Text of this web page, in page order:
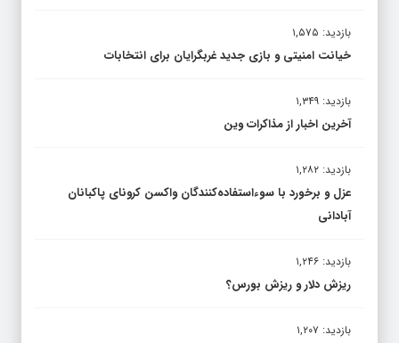
بازدید: ۱,۵۷۵
خیانت امنیتی و بازی جدید غربگرایان برای انتخابات
بازدید: ۱,۳۴۹
آخرین اخبار از مذاکرات وین
بازدید: ۱,۲۸۲
عزل و برخورد با سوءاستفاده‌کنندگان واکسن کرونای پاکبانان
آبادانی
بازدید: ۱,۲۴۶
ریزش دلار و ریزش بورس؟
بازدید: ۱,۲۰۷